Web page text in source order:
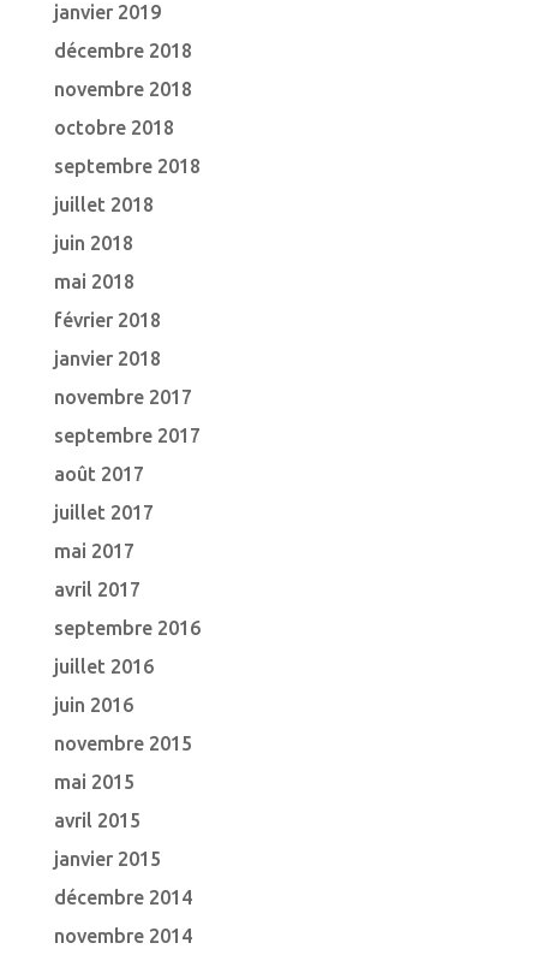
janvier 2019
décembre 2018
novembre 2018
octobre 2018
septembre 2018
juillet 2018
juin 2018
mai 2018
février 2018
janvier 2018
novembre 2017
septembre 2017
août 2017
juillet 2017
mai 2017
avril 2017
septembre 2016
juillet 2016
juin 2016
novembre 2015
mai 2015
avril 2015
janvier 2015
décembre 2014
novembre 2014